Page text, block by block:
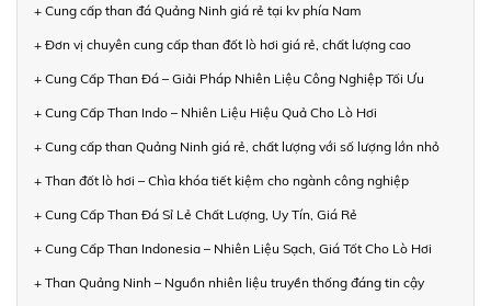
+ Cung cấp than đá Quảng Ninh giá rẻ tại kv phía Nam
+ Đơn vị chuyên cung cấp than đốt lò hơi giá rẻ, chất lượng cao
+ Cung Cấp Than Đá – Giải Pháp Nhiên Liệu Công Nghiệp Tối Ưu
+ Cung Cấp Than Indo – Nhiên Liệu Hiệu Quả Cho Lò Hơi
+ Cung cấp than Quảng Ninh giá rẻ, chất lượng với số lượng lớn nhỏ
+ Than đốt lò hơi – Chìa khóa tiết kiệm cho ngành công nghiệp
+ Cung Cấp Than Đá Sỉ Lẻ Chất Lượng, Uy Tín, Giá Rẻ
+ Cung Cấp Than Indonesia – Nhiên Liệu Sạch, Giá Tốt Cho Lò Hơi
+ Than Quảng Ninh – Nguồn nhiên liệu truyền thống đáng tin cậy